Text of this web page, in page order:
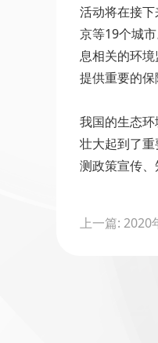
活动将在接
京等19个城
息相关的环
提供重要的保
我国的生态
壮大起到了
测政策宣传
navigation